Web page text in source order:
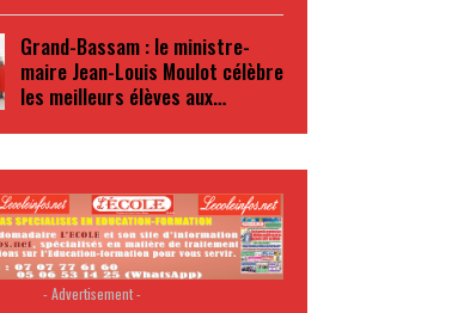
Grand-Bassam : le ministre-
maire Jean-Louis Moulot célèbre
les meilleurs élèves aux…
- Advertisement -